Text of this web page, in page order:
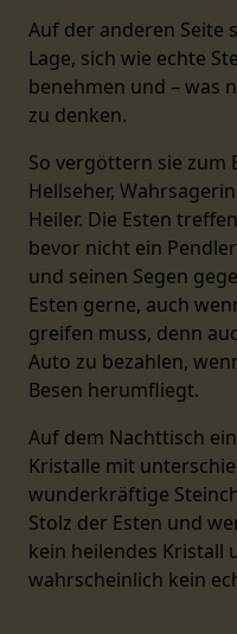
Auf der anderen Seite
Lage, sich wie echte
benehmen und – was
zu denken.
So vergöttern sie zum
Hellseher,
Heiler. Die Esten
bevor nicht ein
und seinen Segen
Esten gerne, auch
greifen muss, denn
Auto zu bezahlen,
Besen herumfliegt.
Auf dem Nachttisch
Kristalle mit
wunderkräftige
Stolz der Esten und
kein heilendes Kristall
wahrscheinlich kein